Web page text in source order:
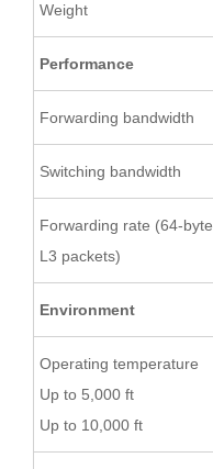
Weight
Performance
Forwarding bandwidth
Switching bandwidth
Forwarding rate (64-byte
L3 packets)
Environment
Operating temperature
Up to 5,000 ft
Up to 10,000 ft